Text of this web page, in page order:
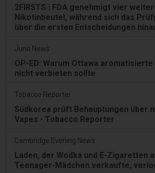
2FIRSTS | FDA genehmigt vier
Nikotinbeutel, während sich das
über die ersten Entscheidungen
Juno News
OP-ED: Warum Ottawa
nicht verbieten sollte
Tobacco Reporter
Südkorea prüft Behauptungen über
Vapes - Tobacco Reporter
Cambridge Evening News
Laden, der Wodka und E-Zigaretten
Teenager-Mädchen verkaufte,